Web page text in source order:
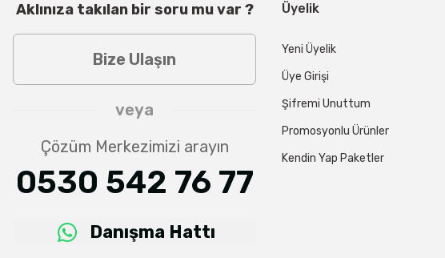
Aklınıza takılan bir soru mu var ?
Bize Ulaşın
veya
Çözüm Merkezimizi arayın
0530 542 76 77
Danışma Hattı
Üyelik
Yeni Üyelik
Üye Girişi
Şifremi Unuttum
Promosyonlu Ürünler
Kendin Yap Paketler